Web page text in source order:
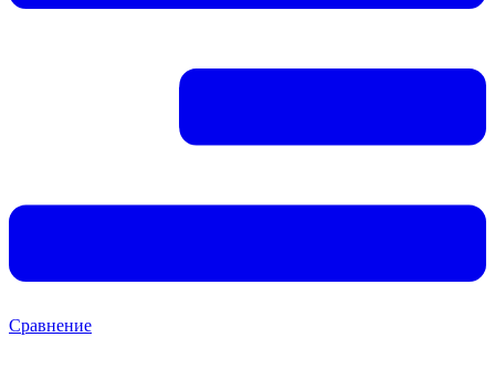
Сравнение